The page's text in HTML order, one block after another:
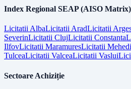
Index Regional SEAP (AISO Matrix)
LicitatiiAlbaLicitatiiAradLicitatii
SeverinLicitatii ClujLicitatii Constanta
IlfovLicitatii MaramuresLicitatii
TulceaLicitatii ValceaLicitatii Vaslui
Sectoare Achiziție